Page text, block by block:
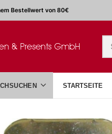
Bestellwert von 80€
STARTSEITE